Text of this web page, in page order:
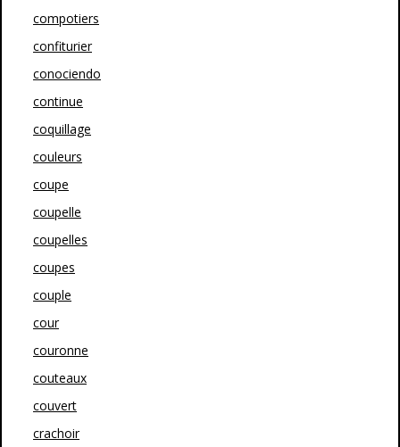
compotiers
confiturier
conociendo
continue
coquillage
couleurs
coupe
coupelle
coupelles
coupes
couple
cour
couronne
couteaux
couvert
crachoir